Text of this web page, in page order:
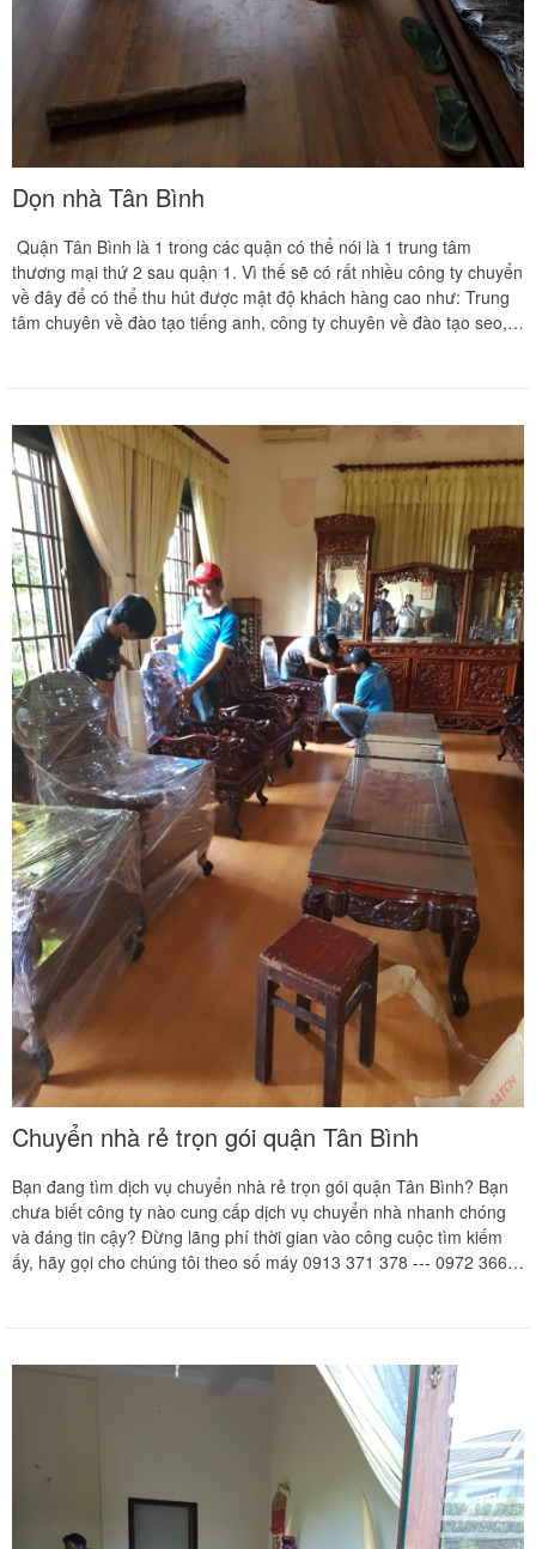
Dọn nhà Tân Bình
Quận Tân Bình là 1 trong các quận có thể nói là 1 trung tâm
thương mại thứ 2 sau quận 1. Vì thế sẽ có rất nhiều công ty chuyển
về đây để có thể thu hút được mật độ khách hàng cao như: Trung
tâm chuyên về đào tạo tiếng anh, công ty chuyên về đào tạo seo,
phòng được 1 cách dễ dàng nhất và không làm ảnh hưởng đến các
vật dụng khi di chuyển đó là điều mà các công ty, doanh nghiệp
cần nhất ở người đảm nhiệm việc di chuyển văn phòng.
Chuyển nhà rẻ trọn gói quận Tân Bình
Bạn đang tìm dịch vụ chuyển nhà rẻ trọn gói quận Tân Bình? Bạn
chưa biết công ty nào cung cấp dịch vụ chuyển nhà nhanh chóng
và đáng tin cậy? Đừng lãng phí thời gian vào công cuộc tìm kiếm
ấy, hãy gọi cho chúng tôi theo số máy 0913 371 378 --- 0972 366
Chuyển Nhà Khôi Nguyên luôn sẵn sàng phục vụ bạn.